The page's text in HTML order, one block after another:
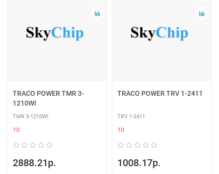
TRACO POWER TMR 3-
1210WI
TMR 3-1210WI
10
2888.21р.
TRACO POWER TRV 1-2411
TRV 1-2411
10
1008.17р.